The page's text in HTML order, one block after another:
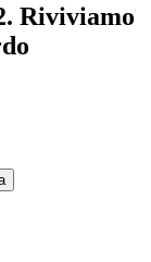
Riviviamo